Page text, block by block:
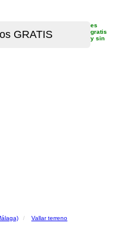
es
gratis
y sin
Vallar terreno